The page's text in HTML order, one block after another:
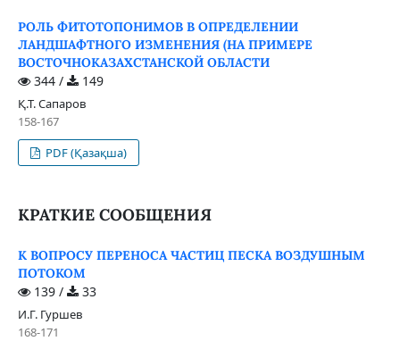
РОЛЬ ФИТОТОПОНИМОВ В ОПРЕДЕЛЕНИИ
ЛАНДШАФТНОГО ИЗМЕНЕНИЯ (НА ПРИМЕРЕ
ВОСТОЧНОКАЗАХСТАНСКОЙ ОБЛАСТИ
344 / 149
Қ.Т. Сапаров
158-167
PDF (Қазақша)
КРАТКИЕ СООБЩЕНИЯ
К ВОПРОСУ ПЕРЕНОСА ЧАСТИЦ ПЕСКА ВОЗДУШНЫМ
ПОТОКОМ
139 / 33
И.Г. Гуршев
168-171